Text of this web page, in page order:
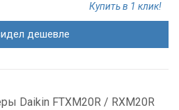
Купить в 1 клик!
дешевле
Daikin FTXM20R / RXM20R